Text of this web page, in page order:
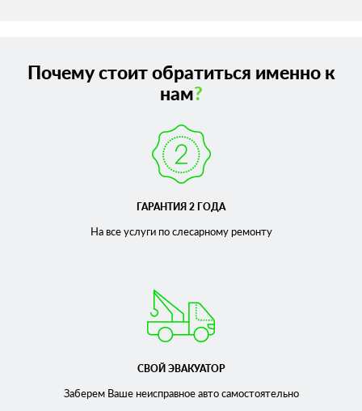
Почему стоит обратиться именно к
нам?
ГАРАНТИЯ 2 ГОДА
На все услуги по слесарномуремонту
СВОЙ ЭВАКУАТОР
Заберем Ваше неисправноеавто самостоятельно